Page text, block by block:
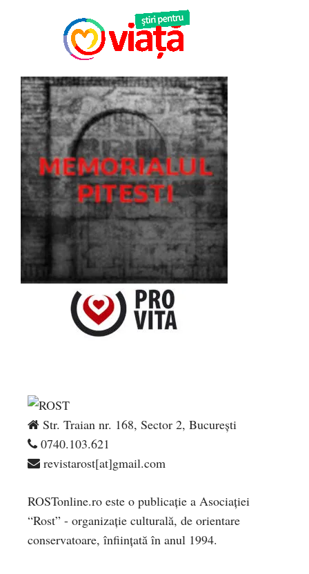
Str. Traian nr. 168, Sector 2, București
0740.103.621
revistarost[at]gmail.com
ROSTonline.ro este o publicaţie a Asociaţiei
“Rost” - organizaţie culturală, de orientare
conservatoare, înfiinţată în anul 1994.